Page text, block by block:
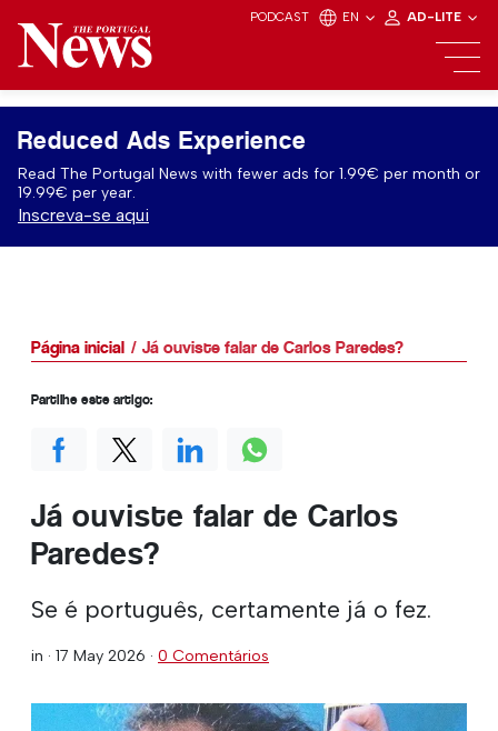
PODCAST EN AD-LITE
Reduced Ads Experience
Read The Portugal News with fewer ads for 1.99€ per month or
19.99€ per year.
Inscreva-se aqui
Página inicial Já ouviste falar de Carlos Paredes?
Já ouviste falar de Carlos
Paredes?
Se é português, certamente já o fez.
in · 17 May 2026 · 0 Comentários
Partilhe este artigo: